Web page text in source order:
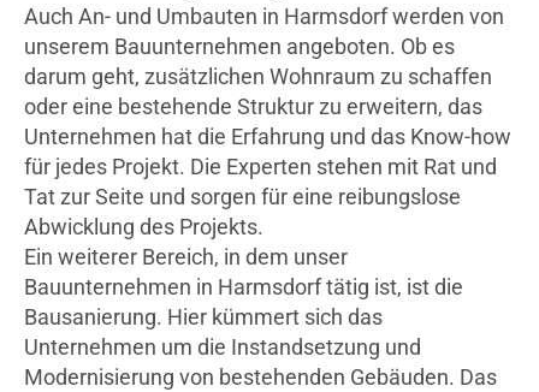
Auch An- und Umbauten in Harmsdorf werden von
unserem Bauunternehmen angeboten. Ob es
darum geht, zusätzlichen Wohnraum zu schaffen
oder eine bestehende Struktur zu erweitern, das
Unternehmen hat die Erfahrung und das Know-how
für jedes Projekt. Die Experten stehen mit Rat und
Tat zur Seite und sorgen für eine reibungslose
Abwicklung des Projekts.
Ein weiterer Bereich, in dem unser
Bauunternehmen in Harmsdorf tätig ist, ist die
Bausanierung. Hier kümmert sich das
Unternehmen um die Instandsetzung und
Modernisierung von bestehenden Gebäuden. Das